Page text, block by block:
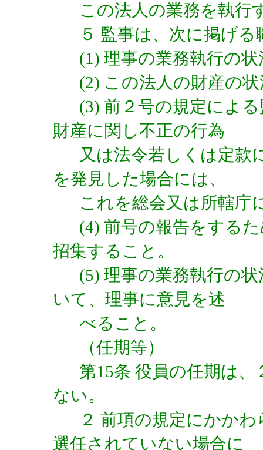
この法人の業務を執行
５ 監事は、次に掲げ
(1) 理事の業務執行の
(2) この法人の財産の
(3) 前２号の規定によ
財産に関し不正の行為
又は法令若しくは定款
を発見した場合には、
これを総会又は所轄庁
(4) 前号の報告をする
招集すること。
(5) 理事の業務執行の
いて、理事に意見を述
べること。
（任期等）
第15条 役員の任期は
ない。
２ 前項の規定にかか
選任されていない場合に